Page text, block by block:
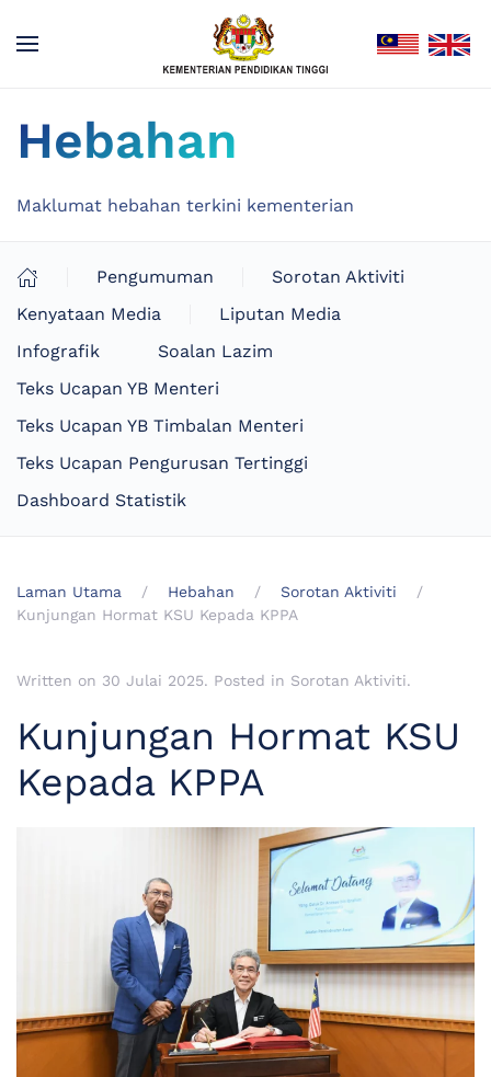
Hebahan
Maklumat hebahan terkini kementerian
Pengumuman
Sorotan Aktiviti
Kenyataan Media
Liputan Media
Infografik
Soalan Lazim
Teks Ucapan YB Menteri
Teks Ucapan YB Timbalan Menteri
Teks Ucapan Pengurusan Tertinggi
Dashboard Statistik
Laman Utama Hebahan
Sorotan Aktiviti
Kunjungan Hormat KSU Kepada KPPA
Written on 30 Julai 2025. Posted in Sorotan Aktiviti.
Kunjungan Hormat KSU
Kepada KPPA